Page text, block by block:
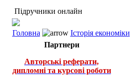
Підручники онлайн
Головна Історія економіки
Партнери
Авторські реферати,
дипломні та курсові роботи